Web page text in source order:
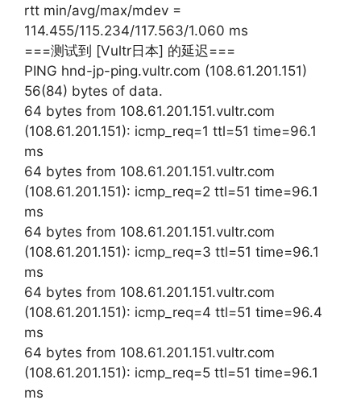
rtt min/avg/max/mdev =
114.455/115.234/117.563/1.060 ms
===测试到 [Vultr日本] 的延迟===
PING hnd-jp-ping.vultr.com (108.61.201.151)
56(84) bytes of data.
64 bytes from 108.61.201.151.vultr.com
(108.61.201.151): icmp_req=1 ttl=51 time=96.1
ms
64 bytes from 108.61.201.151.vultr.com
(108.61.201.151): icmp_req=2 ttl=51 time=96.1
ms
64 bytes from 108.61.201.151.vultr.com
(108.61.201.151): icmp_req=3 ttl=51 time=96.1
ms
64 bytes from 108.61.201.151.vultr.com
(108.61.201.151): icmp_req=4 ttl=51 time=96.4
ms
64 bytes from 108.61.201.151.vultr.com
(108.61.201.151): icmp_req=5 ttl=51 time=96.1
ms